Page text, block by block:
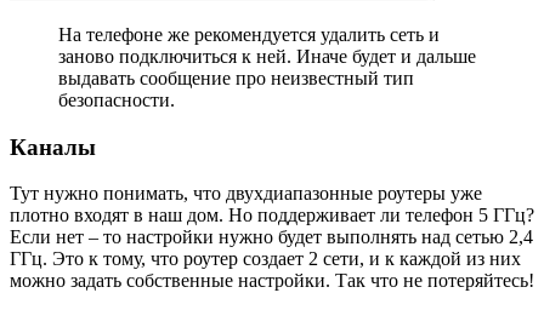
На телефоне же рекомендуется удалить сеть и
заново подключиться к ней. Иначе будет и дальше
выдавать сообщение про неизвестный тип
безопасности.
Каналы
Тут нужно понимать, что двухдиапазонные роутеры уже
плотно входят в наш дом. Но поддерживает ли телефон 5 ГГц?
Если нет – то настройки нужно будет выполнять над сетью 2,4
ГГц. Это к тому, что роутер создает 2 сети, и к каждой из них
можно задать собственные настройки. Так что не потеряйтесь!